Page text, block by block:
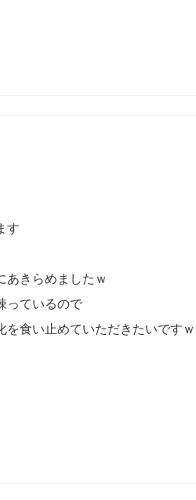
す
あきらめましたｗ
っているので
食い止めていただきたいですｗ